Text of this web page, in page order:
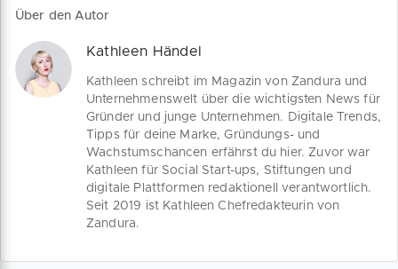
Marketing.
Über den Autor
Kathleen Händel
Kathleen schreibt im Magazin von Zandura und
Unternehmenswelt über die wichtigsten News für
Gründer und junge Unternehmen. Digitale Trends,
Tipps für deine Marke, Gründungs- und
Wachstumschancen erfährst du hier. Zuvor war
Kathleen für Social Start-ups, Stiftungen und
digitale Plattformen redaktionell verantwortlich.
Seit 2019 ist Kathleen Chefredakteurin von
Zandura.